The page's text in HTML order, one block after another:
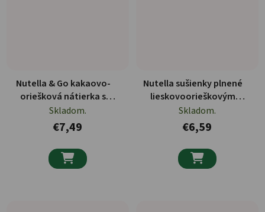
Nutella & Go kakaovo-
oriešková nátierka s
tyčinkami 2x96g
Skladom.
€7,49

Nutella sušienky plnené
lieskovoorieškovým
krémom 5x41.4g
Skladom.
€6,59
